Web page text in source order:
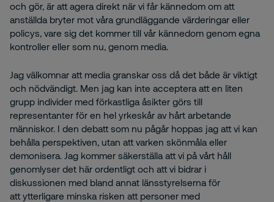
och gör, är att agera direkt när vi får kännedom om att
anställda bryter mot våra grundläggande värderingar eller
policys, vare sig det kommer till vår kännedom genom egna
kontroller eller som nu, genom media.
Jag välkomnar att media granskar oss då det både är viktigt
och nödvändigt. Men jag kan inte acceptera att en liten
grupp individer med förkastliga åsikter görs till
representanter för en hel yrkeskår av hårt arbetande
människor. I den debatt som nu pågår hoppas jag att vi kan
behålla perspektiven, utan att varken skönmåla eller
demonisera. Jag kommer säkerställa att vi på vårt håll
genomlyser det här ordentligt och att vi bidrar i
diskussionen med bland annat länsstyrelserna för
att ytterligare minska risken att personer med